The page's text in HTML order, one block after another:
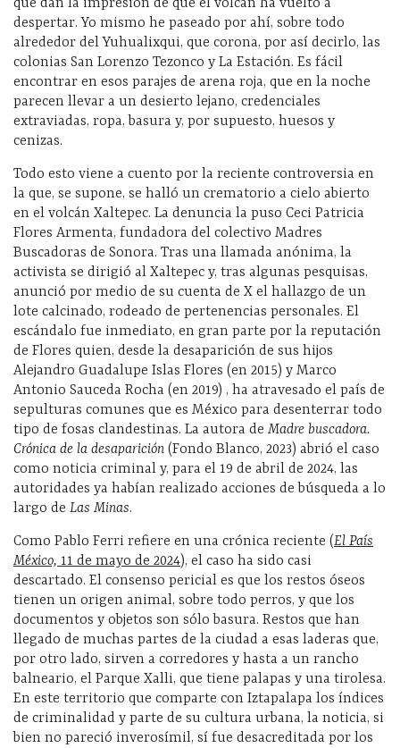
que dan la impresión de que el volcán ha vuelto a
despertar. Yo mismo he paseado por ahí, sobre todo
alrededor del Yuhualixqui, que corona, por así decirlo, las
colonias San Lorenzo Tezonco y La Estación. Es fácil
encontrar en esos parajes de arena roja, que en la noche
parecen llevar a un desierto lejano, credenciales
extraviadas, ropa, basura y, por supuesto, huesos y
cenizas.
Todo esto viene a cuento por la reciente controversia en
la que, se supone, se halló un crematorio a cielo abierto
en el volcán Xaltepec. La denuncia la puso Ceci Patricia
Flores Armenta, fundadora del colectivo Madres
Buscadoras de Sonora. Tras una llamada anónima, la
activista se dirigió al Xaltepec y, tras algunas pesquisas,
anunció por medio de su cuenta de X el hallazgo de un
lote calcinado, rodeado de pertenencias personales. El
escándalo fue inmediato, en gran parte por la reputación
de Flores quien, desde la desaparición de sus hijos
Alejandro Guadalupe Islas Flores (en 2015) y Marco
Antonio Sauceda Rocha (en 2019) , ha atravesado el país de
sepulturas comunes que es México para desenterrar todo
tipo de fosas clandestinas. La autora de Madre buscadora.
Crónica de la desaparición (Fondo Blanco, 2023) abrió el caso
como noticia criminal y, para el 19 de abril de 2024, las
autoridades ya habían realizado acciones de búsqueda a lo
largo de Las Minas.
Como Pablo Ferri refiere en una crónica reciente (El País
México, 11 de mayo de 2024), el caso ha sido casi
descartado. El consenso pericial es que los restos óseos
tienen un origen animal, sobre todo perros, y que los
documentos y objetos son sólo basura. Restos que han
llegado de muchas partes de la ciudad a esas laderas que,
por otro lado, sirven a corredores y hasta a un rancho
balneario, el Parque Xalli, que tiene palapas y una tirolesa.
En este territorio que comparte con Iztapalapa los índices
de criminalidad y parte de su cultura urbana, la noticia, si
bien no pareció inverosímil, sí fue desacreditada por los